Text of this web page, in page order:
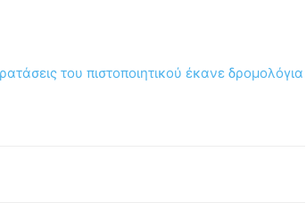
του πιστοποιητικού έκανε δρομολόγια